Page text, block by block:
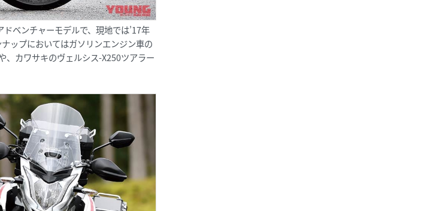
ベンチャーモデルで、現地では’17年
ップにおいてはガソリンエンジン車の
、カワサキのヴェルシス-X250ツアラー